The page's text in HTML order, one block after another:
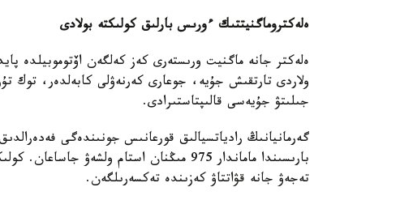
ەلەكتروماگنيتتىك ءورىس بارلىق كولىكتە بولادى
ەلەكتر جانە ماگنيت ورىستەرى كەز كەلگەن اۆتوموبيلدە
ولاردى تارتقىش جۇيە، جوعارى كەرنەۋلى كابەلدەر، توك
جىلىتۋ جۇيەسى قالىپتاستىرادى.
گەرمانيانىڭ رادياتسيالىق قورعانىس جونىندەگى
بارىسىندا ماماندار 975 مىڭنان استام
تەجەۋ جانە قۋاتتاۋ كەزىندە تەكسەرىلگەن.